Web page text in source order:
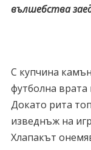
вълшебства
С купчина
футболна
Докато рита
изведнъж на
Хлапакът